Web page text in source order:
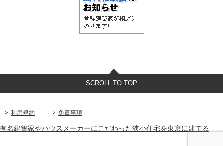
SCROLL TO TOP
利用規約 免責事項
有名建築家やハウスメーカーにこだわった狭小住宅を東京に建てる